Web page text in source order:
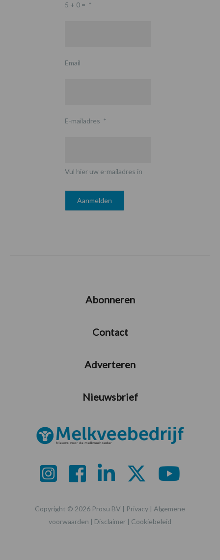
5 + 0 = *
Email
E-mailadres *
Vul hier uw e-mailadres in
Abonneren
Contact
Adverteren
Nieuwsbrief
Copyright © 2026 Prosu BV | Privacy | Algemene
voorwaarden | Disclaimer | Cookiebeleid